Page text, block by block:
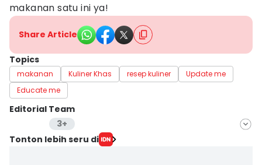
makanan satu ini ya!
Share Article
Topics
makanan Kuliner Khas resep kuliner
Update me
Educate me
Editorial Team
3+
Editor
Tonton lebih seru di